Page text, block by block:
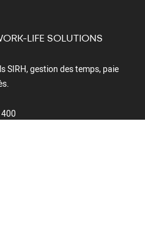
LIFE SOLUTIONS
SIRH, gestion des temps, paie